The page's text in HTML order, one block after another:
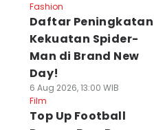
Fashion
Daftar Peningkatan
Kekuatan Spider-
Man di Brand New
Day!
6 Aug 2026, 13:00 WIB
Film
Top Up Football